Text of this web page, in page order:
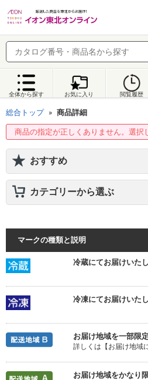
全体から探す お気に入り 閲覧履歴
総合トップ 商品詳細
商品の指定が正しくありません。選択
おすすめ
カテゴリーから選ぶ
マークの種類と説明
冷蔵にてお届けいたし
冷凍にてお届けいたし
お届け地域を一部限
詳しくは【お届け地域
お届け地域をかなり